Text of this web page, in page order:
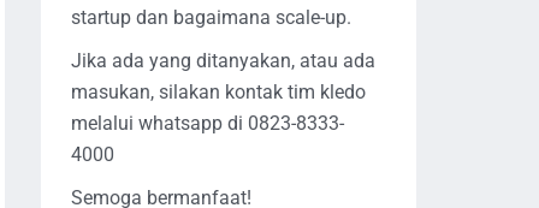
startup dan bagaimana scale-up.
Jika ada yang ditanyakan, atau ada
masukan, silakan kontak tim kledo
melalui whatsapp di 0823-8333-
4000
Semoga bermanfaat!